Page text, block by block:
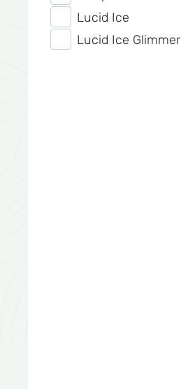
Lucid Ice
Lucid Ice Glimmer